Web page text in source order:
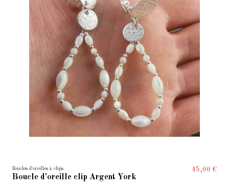
Boucles d'oreilles à clips
Boucle d'oreille clip Argent York
45,00 €